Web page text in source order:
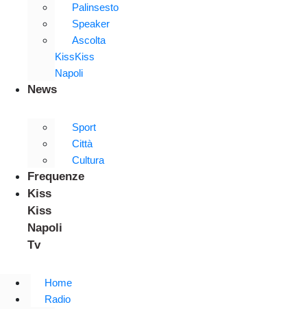
Palinsesto
Speaker
Ascolta
KissKiss
Napoli
News
Sport
Città
Cultura
Frequenze
Kiss
Kiss
Napoli
Tv
Home
Radio